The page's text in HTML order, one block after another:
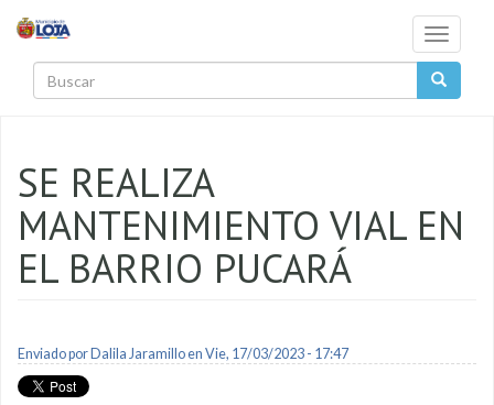
Toggle
SE REALIZA
MANTENIMIENTO VIAL EN
EL BARRIO PUCARÁ
Enviado por Dalila Jaramilloen Vie, 17/03/2023 - 17:47